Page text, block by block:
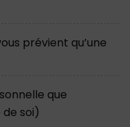
prévient qu’une
que
soi)